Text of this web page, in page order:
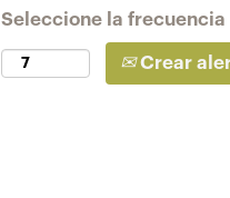
Seleccione la
Crear